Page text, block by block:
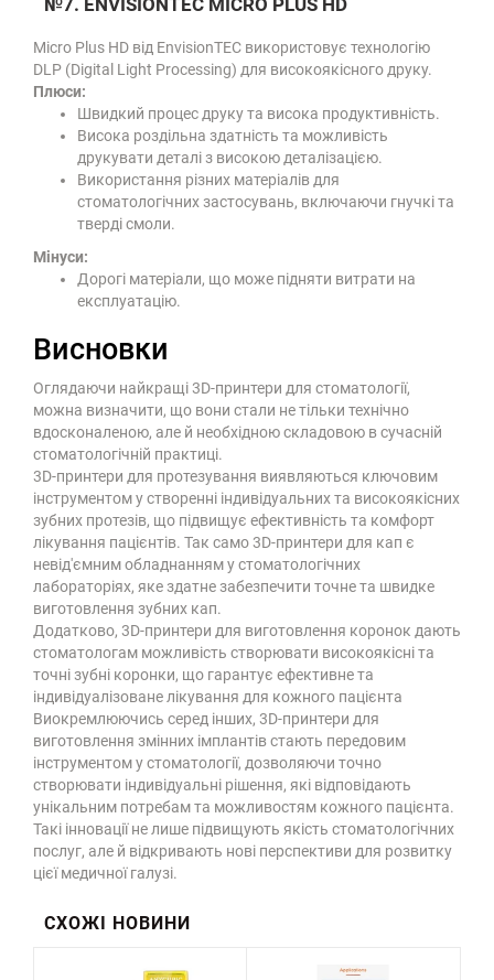
№7. ENVISIONTEC MICRO PLUS HD
Micro Plus HD від EnvisionTEC використовує технологію
DLP (Digital Light Processing) для високоякісного друку.
Плюси:
Швидкий процес друку та висока продуктивність.
Висока роздільна здатність та можливість
друкувати деталі з високою деталізацією.
Використання різних матеріалів для
стоматологічних застосувань, включаючи гнучкі та
тверді смоли.
Мінуси:
Дорогі матеріали, що може підняти витрати на
експлуатацію.
Висновки
Оглядаючи найкращі 3D-принтери для стоматології,
можна визначити, що вони стали не тільки технічно
вдосконаленою, але й необхідною складовою в сучасній
стоматологічній практиці.
3D-принтери для протезування виявляються ключовим
інструментом у створенні індивідуальних та високоякісних
зубних протезів, що підвищує ефективність та комфорт
лікування пацієнтів. Так само 3D-принтери для кап є
невід'ємним обладнанням у стоматологічних
лабораторіях, яке здатне забезпечити точне та швидке
виготовлення зубних кап.
Додатково, 3D-принтери для виготовлення коронок дають
стоматологам можливість створювати високоякісні та
точні зубні коронки, що гарантує ефективне та
індивідуалізоване лікування для кожного пацієнта
Виокремлюючись серед інших, 3D-принтери для
виготовлення змінних імплантів стають передовим
інструментом у стоматології, дозволяючи точно
створювати індивідуальні рішення, які відповідають
унікальним потребам та можливостям кожного пацієнта.
Такі інновації не лише підвищують якість стоматологічних
послуг, але й відкривають нові перспективи для розвитку
цієї медичної галузі.
СХОЖІ НОВИНИ